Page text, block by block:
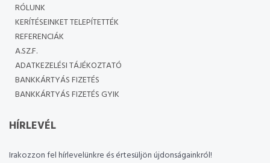
RÓLUNK
KERÍTÉSEINKET TELEPÍTETTÉK
REFERENCIÁK
A.SZ.F.
ADATKEZELÉSI TÁJÉKOZTATÓ
BANKKÁRTYÁS FIZETÉS
BANKKÁRTYÁS FIZETÉS GYIK
HÍRLEVÉL
Irakozzon fel hírlevelünkre és értesüljön újdonságainkról!